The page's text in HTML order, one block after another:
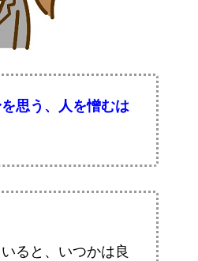
思う、人を憎むは
ると、いつかは良